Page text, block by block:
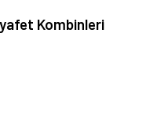
Kombinleri